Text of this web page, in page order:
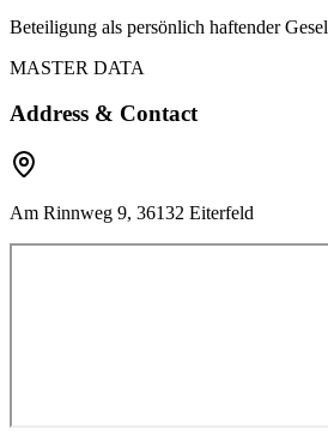
Beteiligung als persönlich haftender
MASTER DATA
Address & Contact
Am Rinnweg 9, 36132 Eiterfeld